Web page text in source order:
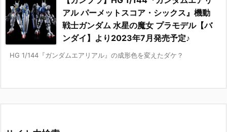
アル パーメットスコア・シックス』機動
戦士ガンダム 水星の魔女 プラモデル【バ
ンダイ】より2023年7月発売予定♪
HG 1/144『ガンダムエアリアル』の成形色を変えたダケ？